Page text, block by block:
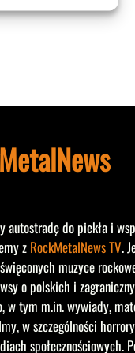
autostradę do piekła i
zRockMetalNews TV.
muzyce
o polskich i
w tym m.in. wywiady,
w szczególności
społecznościowych.